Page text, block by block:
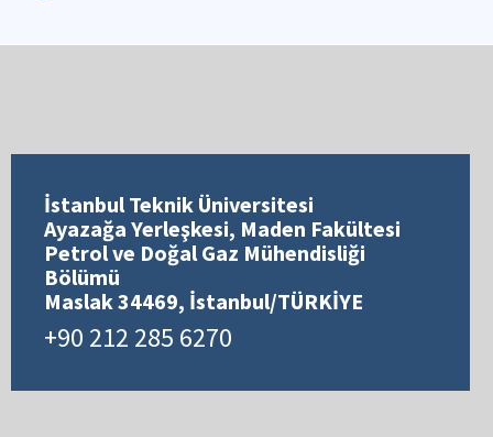
İstanbul Teknik Üniversitesi
Ayazağa Yerleşkesi, Maden Fakültesi
Petrol ve Doğal Gaz Mühendisliği
Bölümü
Maslak 34469, İstanbul/TÜRKİYE
+90 212 285 6270